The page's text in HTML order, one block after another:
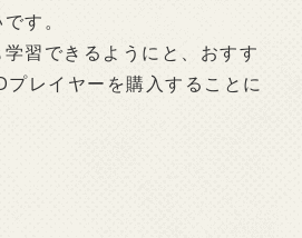
す。
習できるようにと、おすす
レイヤーを購入することに